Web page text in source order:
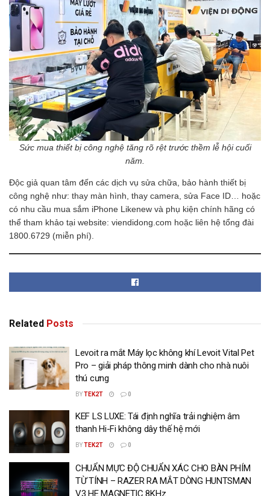
Sức mua thiết bị công nghệ tăng rõ rệt trước thềm lễ hội cuối
năm.
Độc giả quan tâm đến các dịch vụ sửa chữa, bảo hành thiết bị
công nghệ như: thay màn hình, thay camera, sửa Face ID… hoặc
có nhu cầu mua sắm iPhone Likenew và phụ kiện chính hãng có
thể tham khảo tại website: viendidong.com hoặc liên hệ tổng đài
1800.6729 (miễn phí).
Related Posts
Levoit ra mắt Máy lọc không khí Levoit Vital Pet
Pro – giải pháp thông minh dành cho nhà nuôi
thú cưng
BYTEK2T 0
KEF LS LUXE: Tái định nghĩa trải nghiệm âm
thanh Hi-Fi không dây thế hệ mới
BYTEK2T 0
CHUẨN MỰC ĐỘ CHUẨN XÁC CHO BÀN PHÍM
TỪ TÍNH – RAZER RA MẮT DÒNG HUNTSMAN